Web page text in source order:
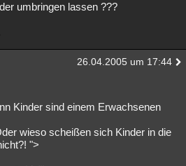
umbringen lassen ???
26.04.2005 um 17:44
Kinder sind einem Erwachsenen
wieso scheißen sich Kinder in die
">